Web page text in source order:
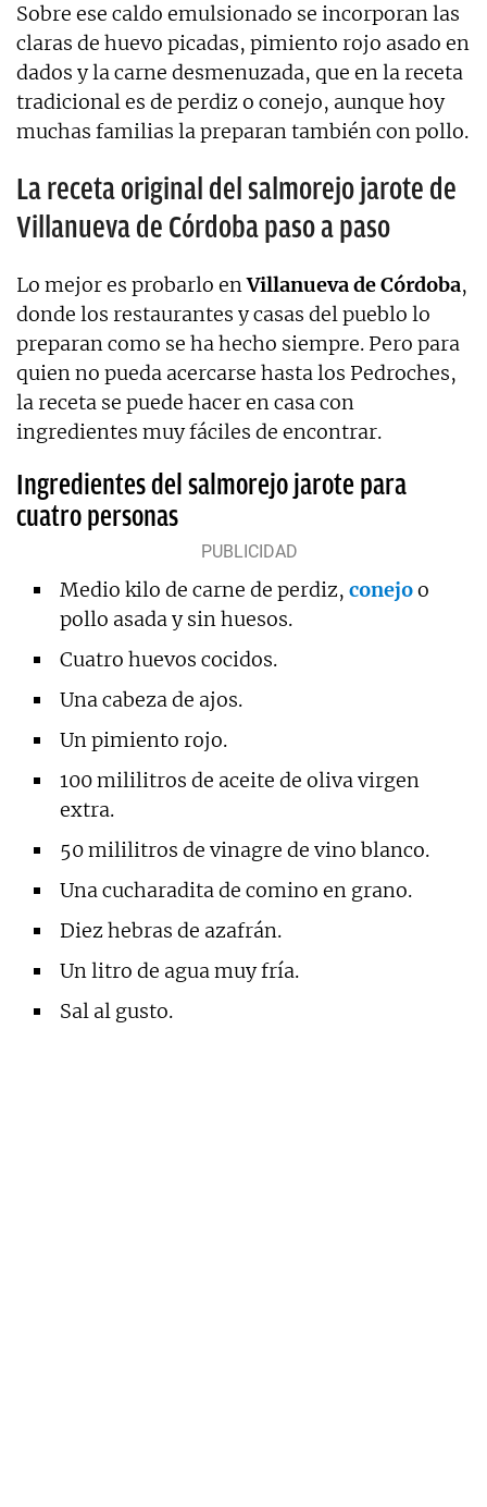
Sobre ese caldo emulsionado se incorporan las
claras de huevo picadas, pimiento rojo asado en
dados y la carne desmenuzada, que en la receta
tradicional es de perdiz o conejo, aunque hoy
muchas familias la preparan también con pollo.
La receta original del salmorejo jarote de
Villanueva de Córdoba paso a paso
Lo mejor es probarlo enVillanueva de Córdoba,
donde los restaurantes y casas del pueblo lo
preparan como se ha hecho siempre. Pero para
quien no pueda acercarse hasta los Pedroches,
la receta se puede hacer en casa con
ingredientes muy fáciles de encontrar.
Ingredientes del salmorejo jarote para
cuatro personas
Medio kilo de carne de perdiz, conejoo
pollo asada y sin huesos.
Cuatro huevos cocidos.
Una cabeza de ajos.
Un pimiento rojo.
100 mililitros de aceite de oliva virgen
extra.
50 mililitros de vinagre de vino blanco.
Una cucharadita de comino en grano.
Diez hebras de azafrán.
Un litro de agua muy fría.
Sal al gusto.